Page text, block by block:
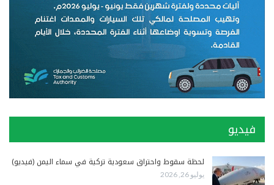
فيديو
لحظة سقوط واحتراق سعودية تركية في سماء اليمن (فيديو)
يوليو 26, 2026